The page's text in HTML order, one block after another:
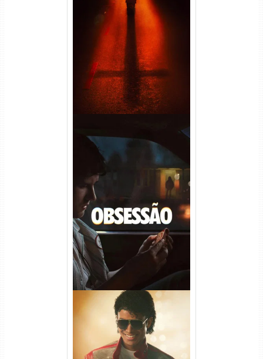
Passageiro do Mal Torrent
(2026) WEB-DL 1080p Dual
Áudio
Obsessão Torrent (2026)
WEB-DL 1080p/4K Dual
Áudio